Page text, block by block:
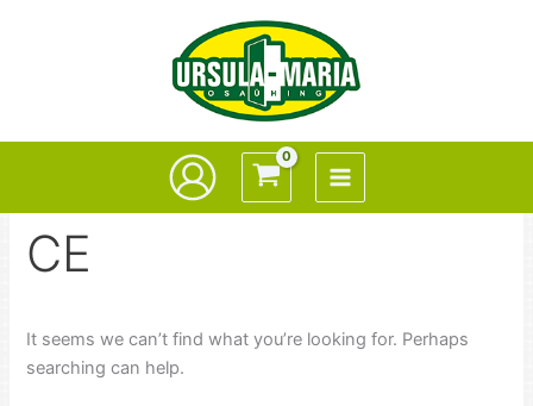
CE
It seems we can’t find what you’re looking for. Perhaps
searching can help.